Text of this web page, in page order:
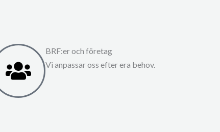
BRF:er och företag
Vi anpassar oss efter era behov.